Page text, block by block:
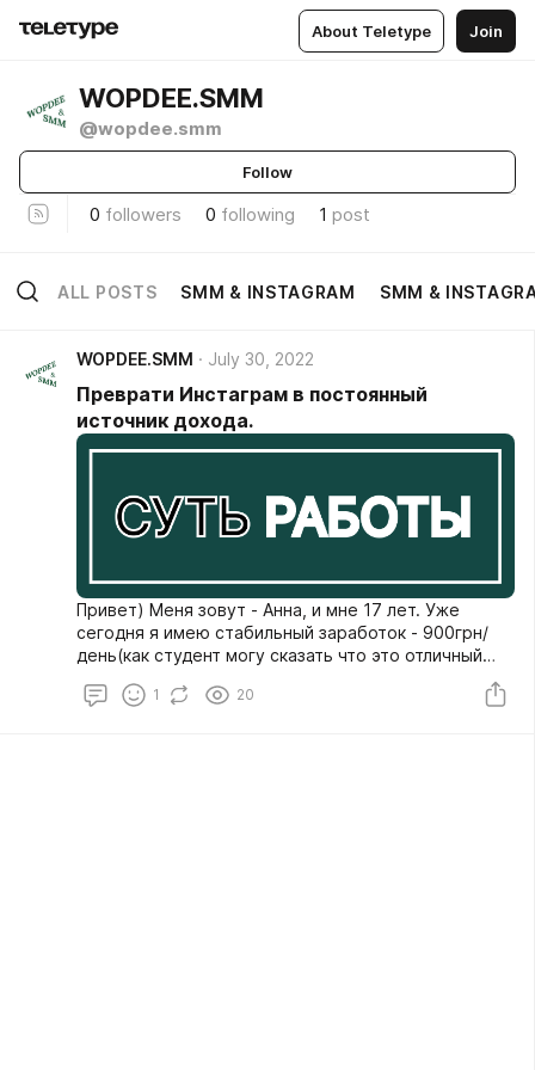
About Teletype Join
WOPDEE.SMM
@wopdee.smm
Follow
0 followers 0 following 1 post
ALL POSTS SMM & INSTAGRAM SMM &
WOPDEE.SMM July 30, 2022
Преврати Инстаграм в постоянный
источник дохода.
Привет) Меня зовут - Анна, и мне 17 лет. Уже
сегодня я имею стабильный заработок - 900грн/
день(как студент могу сказать что это отличный
1 20